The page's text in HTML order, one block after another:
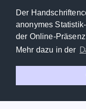
Der
anonymes
der Online-
Mehr dazu in der